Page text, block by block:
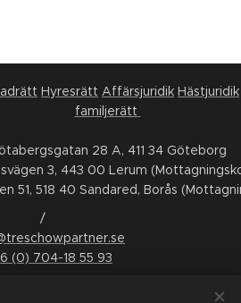
Hyresrätt Affärsjuridik Hästjuridik
familjerätt
28 A, 411 34 Göteborg
3, 443 00 Lerum
51, 518 40 Sandared, Borås
/
(0) 704-18 55 93